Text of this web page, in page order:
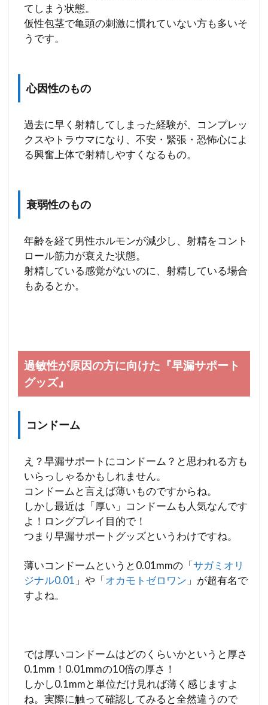
てしまう状態。
仮性包茎で亀頭の刺激に慣れていない方も多いそ
うです。
心因性のもの
過去に早く射精してしまった経験が、コンプレッ
クスやトラウマになり、不安・緊張・恐怖心によ
る興奮上体で射精しやすくなるもの。
衰弱性のもの
年齢を経て男性ホルモンが減少し、射精をコント
ロール筋力が衰えた状態。
射精している感覚がないのに、射精している場合
もあるとか。
過敏性が原因の方に向けた『早漏サポート
グッズ』
コンドーム
え？早漏サポートにコンドーム？と思われる方も
いらっしゃるかもしれません。
コンドームと言えば薄いものですからね。
しかし最近は「厚い」コンドームも人気なんです
よ！ロングプレイ目的で！
つまり早漏サポートグッズというわけですね。
薄いコンドームというと0.01mmの「サガミオリ
ジナル0.01 」や「オカモトゼロワン 」が超有名で
すよね。
では厚いコンドームはどのくらいかというと厚さ
0.1mm！0.01mmの10倍の厚さ！
しかし0.1mmと単位だけ見れば薄く感じますよ
ね。実際に触って確認してみると全然違うので